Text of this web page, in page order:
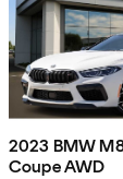
2023 BMW
Coupe AWD